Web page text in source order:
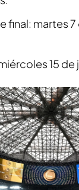
final: martes 7
15 de